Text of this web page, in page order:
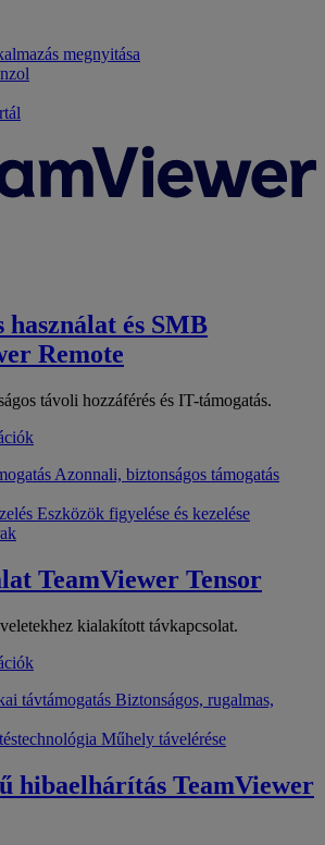
megnyitása
használat és SMB
Remote
távoli hozzáférés és IT-támogatás.
Azonnali, biztonságos támogatás
Eszközök figyelése és kezelése
TeamViewer Tensor
kialakított távkapcsolat.
távtámogatás Biztonságos, rugalmas,
Műhely távelérése
hibaelhárítás TeamViewer